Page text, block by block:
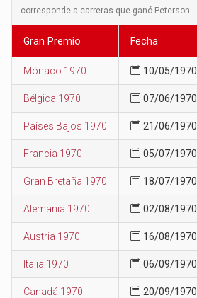
corresponde a carreras que ganó Peterson.
Gran Premio Fecha
Mónaco 1970 10/05/1970
Bélgica 1970 07/06/1970
Países Bajos 1970 21/06/1970
Francia 1970 05/07/1970
Gran Bretaña 1970 18/07/1970
Alemania 1970 02/08/1970
Austria 1970 16/08/1970
Italia 1970 06/09/1970
Canadá 1970 20/09/1970